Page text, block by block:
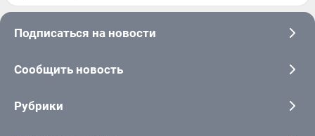
Подписаться на новости
Сообщить новость
Рубрики